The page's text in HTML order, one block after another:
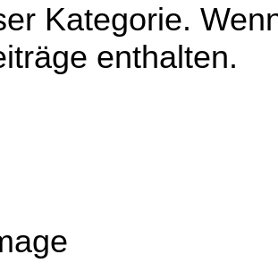
Kategorie.
enthalten.